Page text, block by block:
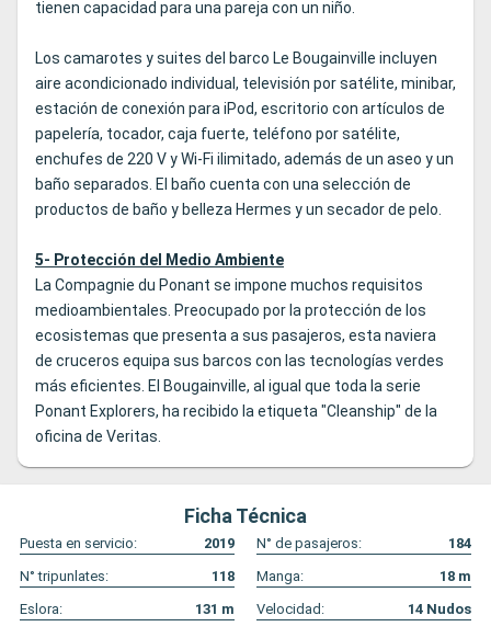
tienen capacidad para una pareja con un niño.
Los camarotes y suites del barco Le Bougainville incluyen
aire acondicionado individual, televisión por satélite, minibar,
estación de conexión para iPod, escritorio con artículos de
papelería, tocador, caja fuerte, teléfono por satélite,
enchufes de 220 V y Wi-Fi ilimitado, además de un aseo y un
baño separados. El baño cuenta con una selección de
productos de baño y belleza Hermes y un secador de pelo.
5- Protección del Medio Ambiente
La Compagnie du Ponant se impone muchos requisitos
medioambientales. Preocupado por la protección de los
ecosistemas que presenta a sus pasajeros, esta naviera
de cruceros equipa sus barcos con las tecnologías verdes
más eficientes. El Bougainville, al igual que toda la serie
Ponant Explorers, ha recibido la etiqueta "Cleanship" de la
oficina de Veritas.
Ficha Técnica
Puesta en servicio: 2019 N° de pasajeros:
184
N° tripunlates:
118 Manga: 18 m
Eslora:
131 m Velocidad: 14 Nudos